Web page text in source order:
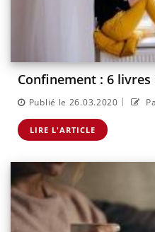
Confinement : 6
Publié le 26.03.2020 |
LIRE L'ARTICLE